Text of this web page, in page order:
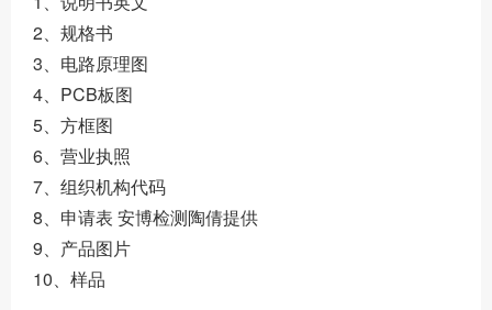
2、规格书
3、电路原理图
4、PCB板图
5、方框图
6、营业执照
7、组织机构代码
8、申请表 安博检测陶倩提供
9、产品图片
10、样品